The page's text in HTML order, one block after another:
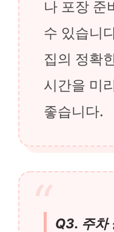
나 포장 준
수 있습니
집의 정확
시간을 미
좋습니다.
Q3. 주차